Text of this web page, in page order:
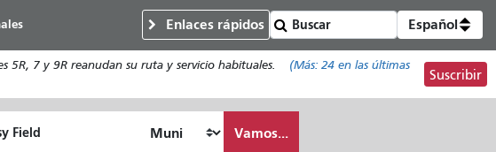
Enlaces rápidos Español
5R, 7 y 9R reanudan su ruta y servicio habituales. (Más: 24 en las últimas
Suscribir
Cómo
Vamos...